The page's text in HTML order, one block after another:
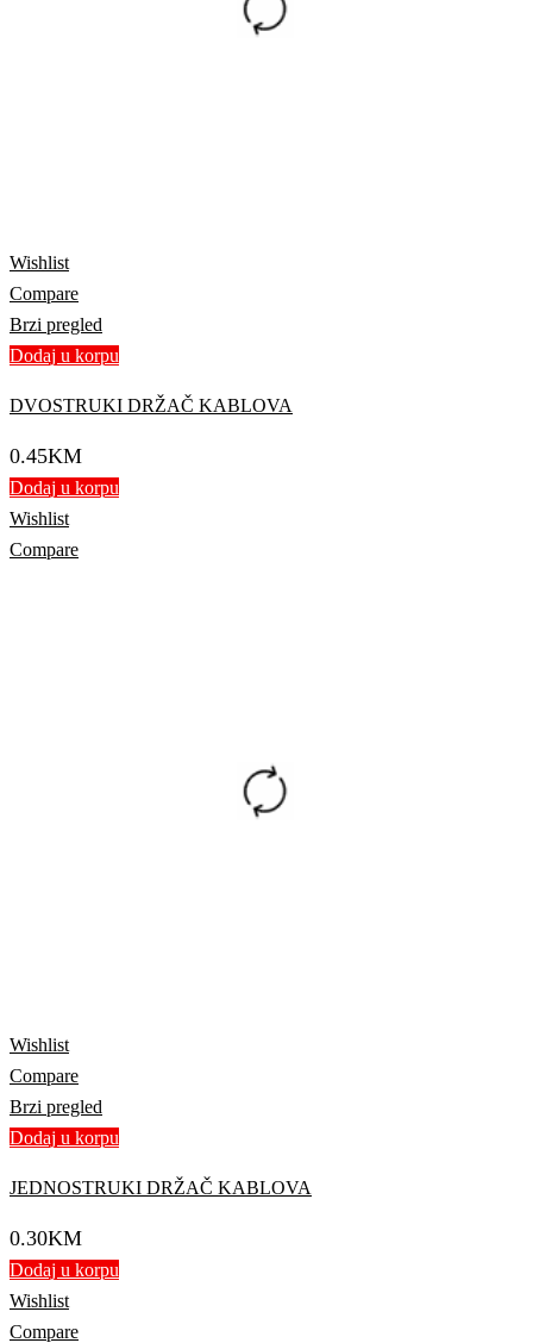
Wishlist
Compare
Brzi pregled
Dodaj u korpu
DVOSTRUKI DRŽAČ KABLOVA
0.45KM
Dodaj u korpu
Wishlist
Compare
Wishlist
Compare
Brzi pregled
Dodaj u korpu
JEDNOSTRUKI DRŽAČ KABLOVA
0.30KM
Dodaj u korpu
Wishlist
Compare